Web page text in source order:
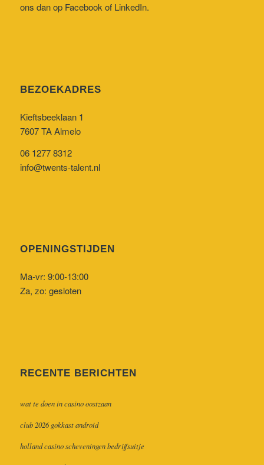
ons dan op Facebook of LinkedIn.
BEZOEKADRES
Kieftsbeeklaan 1
7607 TA Almelo
06 1277 8312
info@twents-talent.nl
OPENINGSTIJDEN
Ma-vr: 9:00-13:00
Za, zo: gesloten
RECENTE BERICHTEN
wat te doen in casino oostzaan
club 2026 gokkast android
holland casino scheveningen bedrijfsuitje